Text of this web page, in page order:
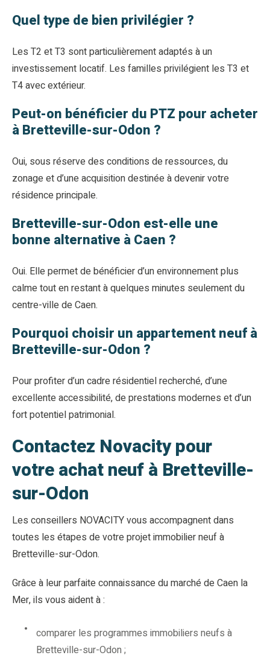
Quel type de bien privilégier ?
Les T2 et T3 sont particulièrement adaptés à un
investissement locatif. Les familles privilégient les T3 et
T4 avec extérieur.
Peut-on bénéficier du PTZ pour acheter
à Bretteville-sur-Odon ?
Oui, sous réserve des conditions de ressources, du
zonage et d’une acquisition destinée à devenir votre
résidence principale.
Bretteville-sur-Odon est-elle une
bonne alternative à Caen ?
Oui. Elle permet de bénéficier d’un environnement plus
calme tout en restant à quelques minutes seulement du
centre-ville de Caen.
Pourquoi choisir un appartement neuf à
Bretteville-sur-Odon ?
Pour profiter d’un cadre résidentiel recherché, d’une
excellente accessibilité, de prestations modernes et d’un
fort potentiel patrimonial.
Contactez Novacity pour
votre achat neuf à Bretteville-
sur-Odon
Les conseillers NOVACITY vous accompagnent dans
toutes les étapes de votre projet immobilier neuf à
Bretteville-sur-Odon.
Grâce à leur parfaite connaissance du marché de Caen la
Mer, ils vous aident à :
comparer les programmes immobiliers neufs à
Bretteville-sur-Odon ;